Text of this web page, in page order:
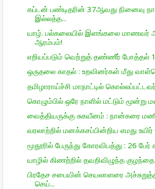
கப்டன் பண்டிதரின் 37ஆவது நினைவு
இல்லத்த...
யாழ். பல்கலையில் இளங்கலை மாணவர்
ஆரம்பம்!
எறியப்படும் வெற்றுத் தண்ணீர் போத்தல்
ஒருதலை காதல் : உறவினர்கள் மீது
தமிழாராய்ச்சி மாநாட்டில்
கொழும்பில் ஒரே நாளில் மட்டும் மூன்று
வைத்தியருக்கு சுகயீனம் : நான்கரை
வரலாற்றில் மனக்கசப்பின்றிய எமது
மூதூரில் பேருந்து கோரவிபத்து : 26 பேர்
யாழில் கிணற்றில் தவறிவிழுந்த
பிரதேச சபையின் செயலாளரை
செய்...